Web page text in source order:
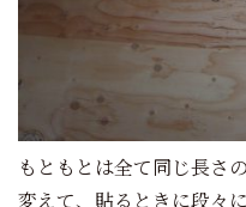
もともとは全て同じ長さ
変えて、貼るときに段々